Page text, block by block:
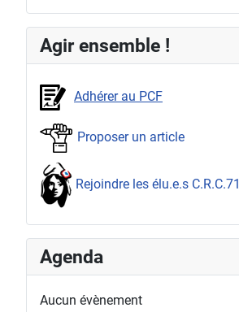
Agir ensemble !
Adhérer au PCF
Proposer un article
Rejoindre les élu.e.s C.R.C.71
Agenda
Aucun évènement